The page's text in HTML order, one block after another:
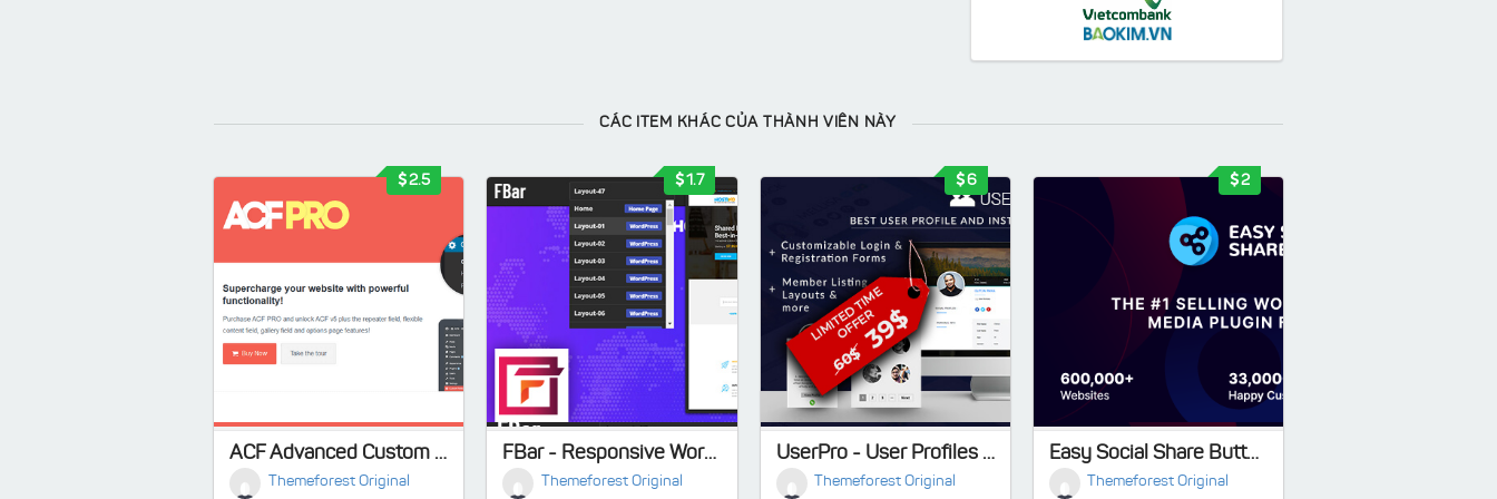
CÁC ITEM KHÁC CỦA THÀNH VIÊN NÀY
ACF Advanced Custom Fields Pro Latest - Lifetime update
Themeforest Original
2.5
FBar - Responsive WordPress Demo Switch Bar Plugin
Themeforest Original
1.7
UserPro - User Profiles with Social Login
Themeforest Original
6
Easy Social Share Buttons for WordPress
Themeforest Original
2